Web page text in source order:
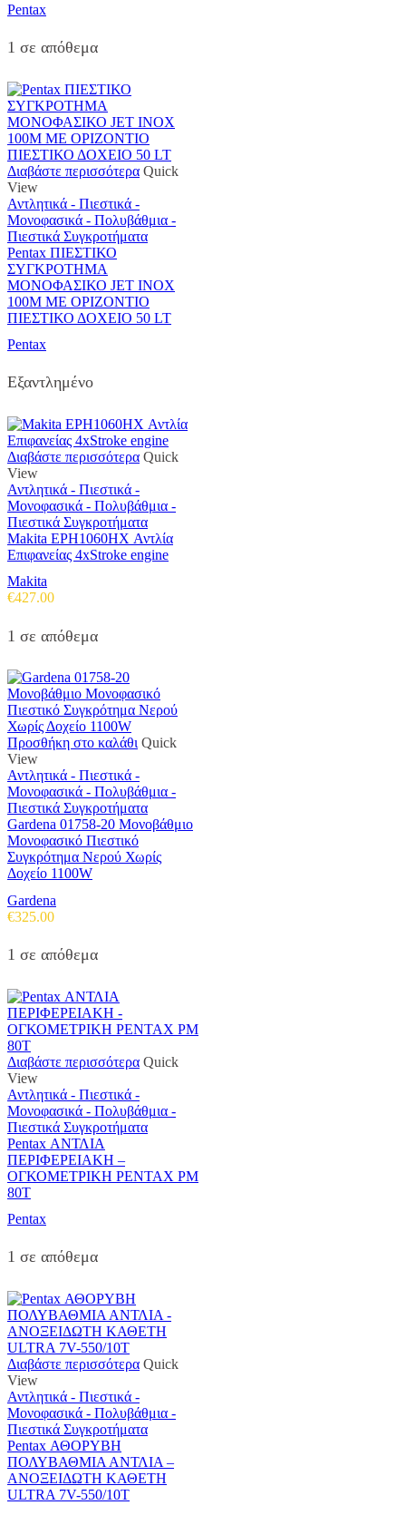
Pentax
1 σε απόθεμα
Διαβάστε περισσότερα Quick
View
Αντλητικά - Πιεστικά -
Μονοφασικά - Πολυβάθμια -
Πιεστικά Συγκροτήματα
Pentax ΠΙΕΣΤΙΚΟ
ΣΥΓΚΡΟΤΗΜΑ
ΜΟΝΟΦΑΣΙΚΟ JET INOX
100M ΜΕ ΟΡΙΖΟΝΤΙΟ
ΠΙΕΣΤΙΚΟ ΔΟΧΕΙΟ 50 LT
Pentax
Εξαντλημένο
Διαβάστε περισσότερα Quick
View
Αντλητικά - Πιεστικά -
Μονοφασικά - Πολυβάθμια -
Πιεστικά Συγκροτήματα
Makita EPH1060HX Αντλία
Επιφανείας 4xStroke engine
Makita
€427.00
1 σε απόθεμα
Προσθήκη στο καλάθι Quick
View
Αντλητικά - Πιεστικά -
Μονοφασικά - Πολυβάθμια -
Πιεστικά Συγκροτήματα
Gardena 01758-20 Μονοβάθμιο
Μονοφασικό Πιεστικό
Συγκρότημα Νερού Χωρίς
Δοχείο 1100W
Gardena
€325.00
1 σε απόθεμα
Διαβάστε περισσότερα Quick
View
Αντλητικά - Πιεστικά -
Μονοφασικά - Πολυβάθμια -
Πιεστικά Συγκροτήματα
Pentax ΑΝΤΛΙΑ
ΠΕΡΙΦΕΡΕΙΑΚΗ –
ΟΓΚΟΜΕΤΡΙΚΗ PENTAX PM
80T
Pentax
1 σε απόθεμα
Διαβάστε περισσότερα Quick
View
Αντλητικά - Πιεστικά -
Μονοφασικά - Πολυβάθμια -
Πιεστικά Συγκροτήματα
Pentax ΑΘΟΡΥΒΗ
ΠΟΛΥΒΑΘΜΙΑ ΑΝΤΛΙΑ –
ΑΝΟΞΕΙΔΩΤΗ ΚΑΘΕΤΗ
ULTRA 7V-550/10T